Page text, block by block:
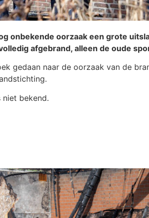
onbekende oorzaak een grote
afgebrand, alleen de oude
gedaan naar de oorzaak van de
niet bekend.